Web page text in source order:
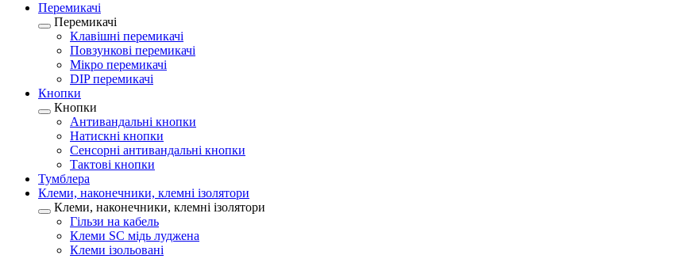
Перемикачі
Перемикачі
Клавішні перемикачі
Повзункові перемикачі
Мікро перемикачі
DIP перемикачі
Кнопки
Кнопки
Антивандальні кнопки
Натискні кнопки
Сенсорні антивандальні кнопки
Тактові кнопки
Тумблера
Клеми, наконечники, клемні ізолятори
Клеми, наконечники, клемні ізолятори
Гільзи на кабель
Клеми SC мідь луджена
Клеми ізольовані